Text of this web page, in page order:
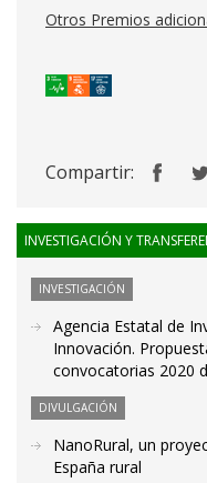
Otros Premios
Compartir:
INVESTIGACIÓN Y
INVESTIGACIÓN
Agencia Estatal de
Innovación.
convocatorias 2020
DIVULGACIÓN
NanoRural, un
España rural